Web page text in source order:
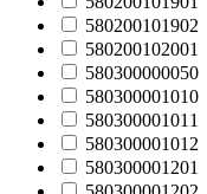
580200101902
580200102001
580300000050
580300001010
580300001011
580300001012
580300001201